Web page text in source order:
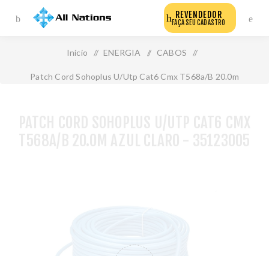
REVENDEDOR
FAÇA SEU CADASTRO
Início / ENERGIA / CABOS /
Patch Cord Sohoplus U/Utp Cat6 Cmx T568a/B 20.0m